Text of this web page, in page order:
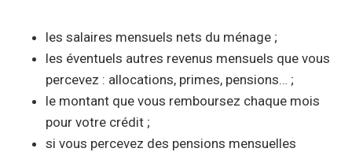
les salaires mensuels nets du ménage ;
les éventuels autres revenus mensuels que vous
percevez : allocations, primes, pensions… ;
le montant que vous remboursez chaque mois
pour votre crédit ;
si vous percevez des pensions mensuelles